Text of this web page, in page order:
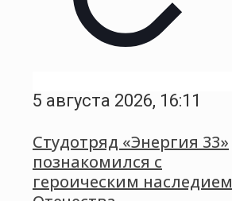
5 августа 2026, 16:11
Студотряд «Энергия 33»
познакомился с
героическим наследием